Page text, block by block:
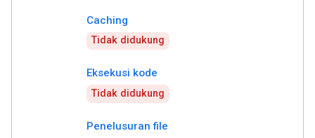
Caching
Tidak didukung
Eksekusi kode
Tidak didukung
Penelusuran file